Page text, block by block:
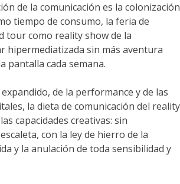
de la comunicación es la colonización
tiempo de consumo, la feria de
tour como reality show de la
hipermediatizada sin más aventura
pantalla cada semana.
de la performance y de las
la dieta de comunicación del reality
capacidades creativas: sin
con la ley de hierro de la
y la anulación de toda sensibilidad y